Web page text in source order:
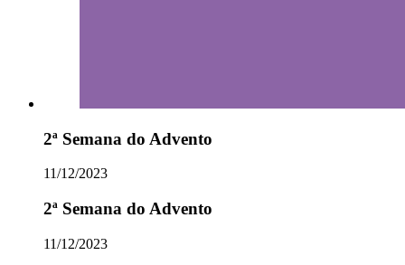
2ª Semana do Advento
11/12/2023
2ª Semana do Advento
11/12/2023